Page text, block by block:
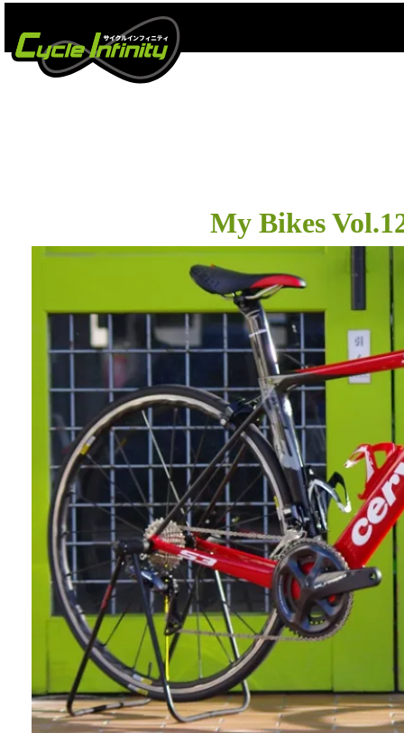
My Bikes